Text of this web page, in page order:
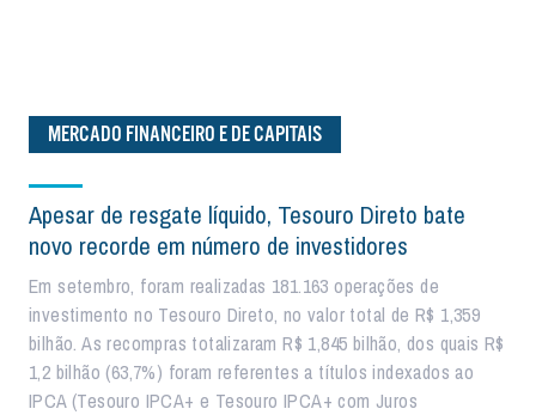
MERCADO FINANCEIRO E DE CAPITAIS
Apesar de resgate líquido, Tesouro Direto bate
novo recorde em número de investidores
Em setembro, foram realizadas 181.163 operações de
investimento no Tesouro Direto, no valor total de R$ 1,359
bilhão. As recompras totalizaram R$ 1,845 bilhão, dos quais R$
1,2 bilhão (63,7%) foram referentes a títulos indexados ao
IPCA (Tesouro IPCA+ e Tesouro IPCA+ com Juros